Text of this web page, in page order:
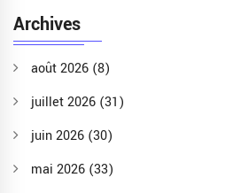
Archives
août 2026 (8)
juillet 2026 (31)
juin 2026 (30)
mai 2026 (33)